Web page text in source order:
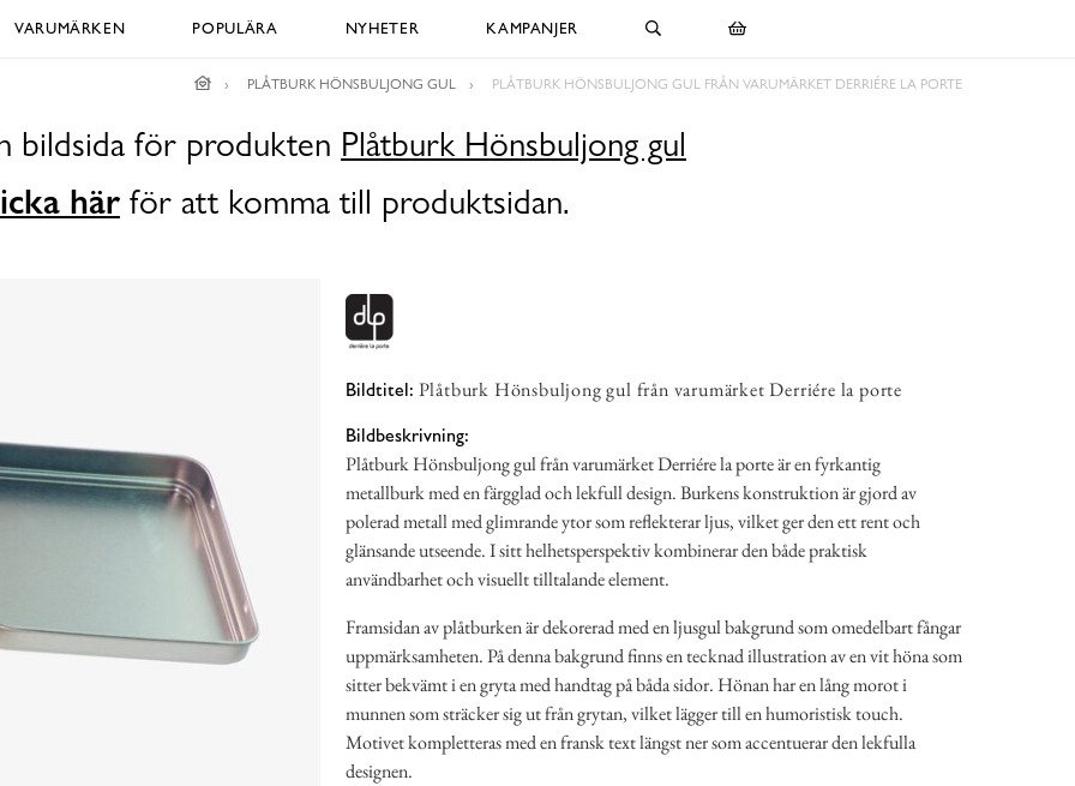
VARUMÄRKEN POPULÄRA NYHETER KAMPANJER
PLÅTBURK HÖNSBULJONG GUL PLÅTBURK HÖNSBULJONG GUL FRÅN VARUMÄRKET DERRIÉRE LA PORTE
bildsida för produkten Plåtburk Hönsbuljong gul
här för att komma till produktsidan.
Bildtitel: Plåtburk Hönsbuljong gul från varumärket Derriére la porte
Bildbeskrivning:
Plåtburk Hönsbuljong gul från varumärket Derriére la porte är en fyrkantig
metallburk med en färgglad och lekfull design. Burkens konstruktion är gjord av
polerad metall med glimrande ytor som reflekterar ljus, vilket ger den ett rent och
glänsande utseende. I sitt helhetsperspektiv kombinerar den både praktisk
användbarhet och visuellt tilltalande element.
Framsidan av plåtburken är dekorerad med en ljusgul bakgrund som omedelbart fångar
uppmärksamheten. På denna bakgrund finns en tecknad illustration av en vit höna som
sitter bekvämt i en gryta med handtag på båda sidor. Hönan har en lång morot i
munnen som sträcker sig ut från grytan, vilket lägger till en humoristisk touch.
Motivet kompletteras med en fransk text längst ner som accentuerar den lekfulla
designen.